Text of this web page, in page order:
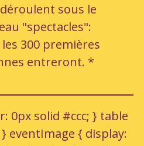
sous le
"spectacles":
300 premières
entreront. *
0px solid #ccc; } table
eventImage { display: